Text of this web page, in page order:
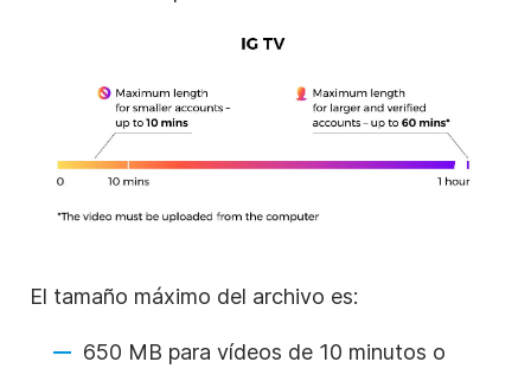
El tamaño máximo del archivo es:
650 MB para vídeos de 10 minutos o